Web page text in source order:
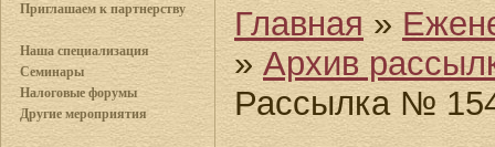
Приглашаем к партнерству
Наша специализация
Семинары
Налоговые форумы
Другие мероприятия
Главная»
»Архив
Рассылка №